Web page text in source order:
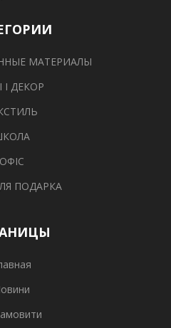
МАТЕРИАЛЫ
І ДЕКОР
ОФІС
ПОДАРКА